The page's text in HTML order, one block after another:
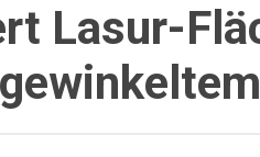
Lasur-